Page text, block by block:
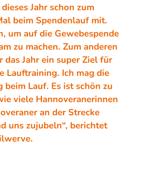
Jahr schon zum
beim Spendenlauf mit.
um auf die Gewebespende
zu machen. Zum anderen
das Jahr ein super Ziel für
Lauftraining. Ich mag die
beim Lauf. Es ist schön zu
viele Hannoveranerinnen
an der Strecke
uns zujubeln“, berichtet